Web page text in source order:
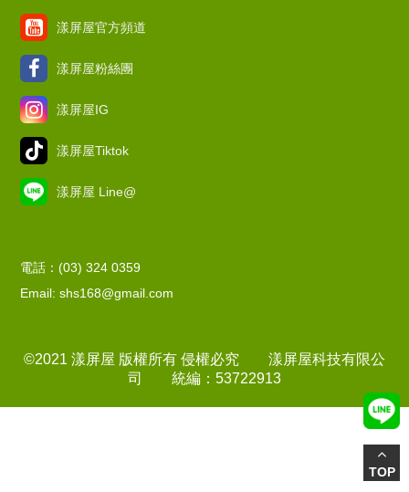
漾屏屋官方頻道
漾屏屋粉絲團
漾屏屋IG
漾屏屋Tiktok
漾屏屋 Line@
電話：(03) 324 0359
Email: shs168@gmail.com
©2021 漾屏屋 版權所有 侵權必究 漾屏屋科技有限公
司 統編：53722913
TOP